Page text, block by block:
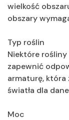
wielkość
obszary
Typ roślin
Niektóre
zapewnić
armaturę,
światła dla
Moc